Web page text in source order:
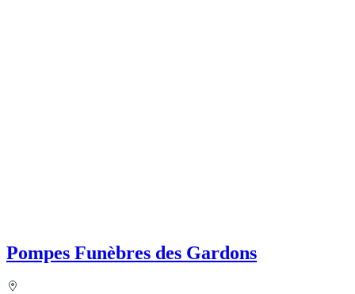
Pompes Funèbres des Gardons